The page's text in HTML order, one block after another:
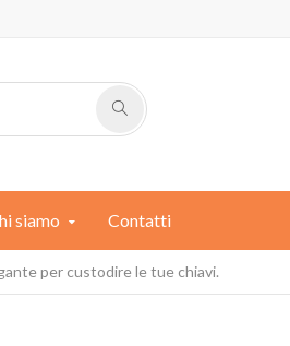
siamo Contatti
per custodire le tue chiavi.